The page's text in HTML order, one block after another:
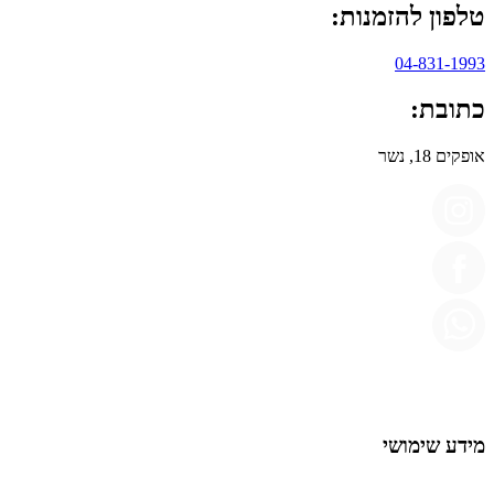
טלפון להזמנות:
04-831-1993
כתובת:
אופקים 18, נשר
מידע שימושי